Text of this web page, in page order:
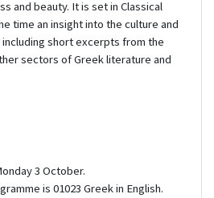
and beauty. It is set in Classical
time an insight into the culture and
short excerpts from the
sectors of Greek literature and
3 October.
is 01023 Greek in English.